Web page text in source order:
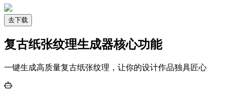
去下载
复古纸张纹理生成器核心功能
一键生成高质量复古纸张纹理，让你的设计作品独具匠心